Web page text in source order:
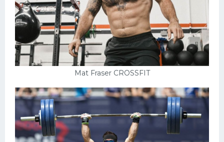
Mat Fraser CROSSFIT